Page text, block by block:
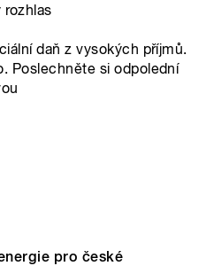
rozhlas
daň z vysokých příjmů.
Poslechněte si odpolední
pro české